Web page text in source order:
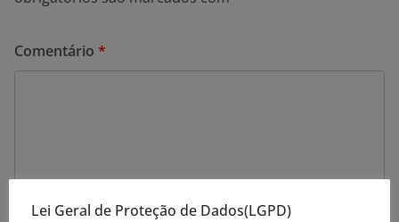
Comentário *
Lei Geral de Proteção de Dados(LGPD)